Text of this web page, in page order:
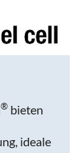
® bieten
ideale